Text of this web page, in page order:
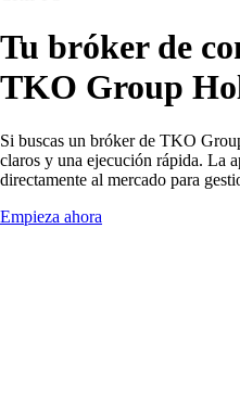
Tu bróker de
TKO Group
Si buscas un bróker de TKO
claros y una ejecución rápida. La
directamente al mercado para
Empieza ahora